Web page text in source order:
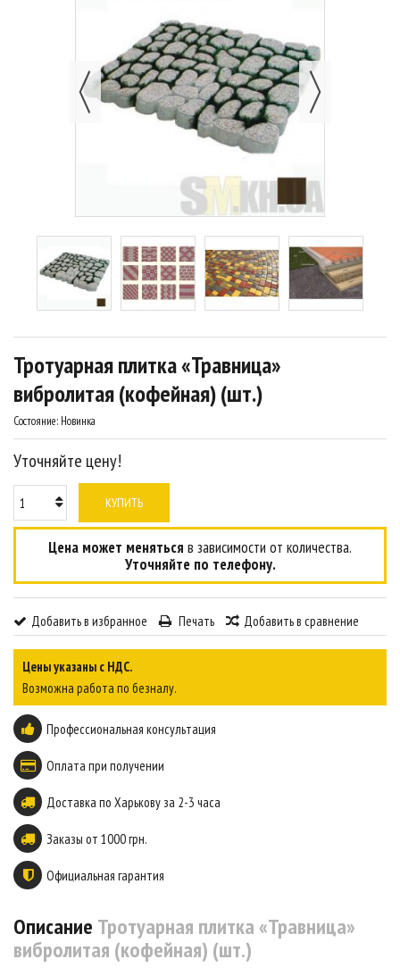
Тротуарная плитка «Травница»
вибролитая (кофейная) (шт.)
Состояние: Новинка
Уточняйте цену!
КУПИТЬ
Цена может меняться в зависимости от количества.
Уточняйте по телефону.
Добавить в избранное Печать Добавить в сравнение
Цены указаны с НДС.
Возможна работа по безналу.
Профессиональная консультация
Оплата при получении
Доставка по Харькову за 2-3 часа
Заказы от 1000 грн.
Официальная гарантия
Описание Тротуарная плитка «Травница»
вибролитая (кофейная) (шт.)